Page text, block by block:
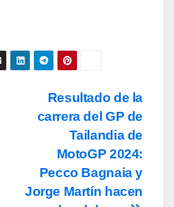
Resultado de la
carrera del GP de
Tailandia de
MotoGP 2024:
Pecco Bagnaia y
Jorge Martín hacen